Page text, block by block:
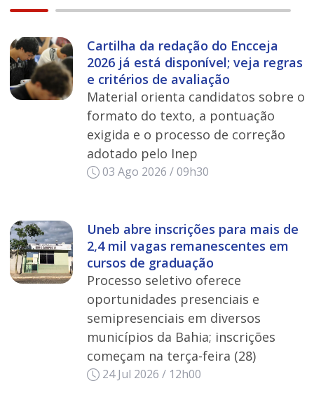
Cartilha da redação do Encceja
2026 já está disponível; veja regras
e critérios de avaliação
Material orienta candidatos sobre o
formato do texto, a pontuação
exigida e o processo de correção
adotado pelo Inep
03 Ago 2026 / 09h30
Uneb abre inscrições para mais de
2,4 mil vagas remanescentes em
cursos de graduação
Processo seletivo oferece
oportunidades presenciais e
semipresenciais em diversos
municípios da Bahia; inscrições
começam na terça-feira (28)
24 Jul 2026 / 12h00